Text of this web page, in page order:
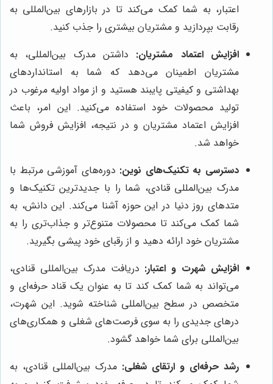
اعتبار، به شما کمک می‌کند تا در بازارهای بین‌المللی به
رقابت بپردازید و مشتریان بیشتری را جذب کنید.
افزایش اعتماد مشتریان: داشتن مدرک بین‌المللی، به
مشتریان اطمینان می‌دهد که شما به استانداردهای
بهداشتی و کیفیتی پایبند هستید و از مواد اولیه مرغوب در
تولید محصولات خود استفاده می‌کنید. این امر، باعث
افزایش اعتماد مشتریان و در نتیجه، افزایش فروش شما
خواهد شد.
دسترسی به تکنیک‌های نوین: دوره‌های آموزشی مرتبط با
مدرک بین‌المللی قنادی، شما را با جدیدترین تکنیک‌ها و
متدهای روز دنیا در این حوزه آشنا می‌کند. این دانش، به
شما کمک می‌کند تا محصولات متنوع‌تر و جذاب‌تری را به
مشتریان خود ارائه دهید و از رقبای خود پیشی بگیرید.
افزایش شهرت و اعتبار: دریافت مدرک بین‌المللی قنادی،
می‌تواند به شما کمک کند تا به عنوان یک قناد حرفه‌ای و
متخصص در سطح بین‌المللی شناخته شوید. این شهرت،
درهای جدیدی را به سوی فرصت‌های شغلی و همکاری‌های
بین‌المللی برای شما خواهد گشود.
رشد حرفه‌ای و ارتقای شغلی: مدرک بین‌المللی قنادی، به